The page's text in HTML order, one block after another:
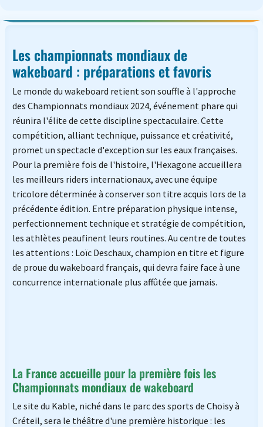
Les championnats mondiaux de
wakeboard : préparations et favoris
Le monde du wakeboard retient son souffle à l'approche
des Championnats mondiaux 2024, événement phare qui
réunira l'élite de cette discipline spectaculaire. Cette
compétition, alliant technique, puissance et créativité,
promet un spectacle d'exception sur les eaux françaises.
Pour la première fois de l'histoire, l'Hexagone accueillera
les meilleurs riders internationaux, avec une équipe
tricolore déterminée à conserver son titre acquis lors de la
précédente édition. Entre préparation physique intense,
perfectionnement technique et stratégie de compétition,
les athlètes peaufinent leurs routines. Au centre de toutes
les attentions : Loïc Deschaux, champion en titre et figure
de proue du wakeboard français, qui devra faire face à une
concurrence internationale plus affûtée que jamais.
La France accueille pour la première fois les
Championnats mondiaux de wakeboard
Le site du Kable, niché dans le parc des sports de Choisy à
Créteil, sera le théâtre d'une première historique : les